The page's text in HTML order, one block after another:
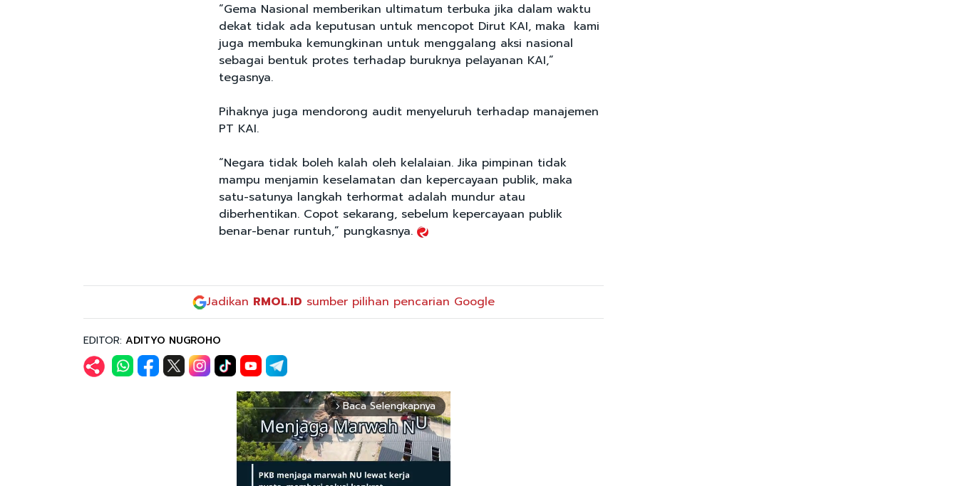
“Gema Nasional memberikan ultimatum terbuka jika dalam waktu
dekat tidak ada keputusan untuk mencopot Dirut KAI, maka kami
juga membuka kemungkinan untuk menggalang aksi nasional
sebagai bentuk protes terhadap buruknya pelayanan KAI,”
tegasnya.
Pihaknya juga mendorong audit menyeluruh terhadap manajemen
PT KAI.
“Negara tidak boleh kalah oleh kelalaian. Jika pimpinan tidak
mampu menjamin keselamatan dan kepercayaan publik, maka
satu-satunya langkah terhormat adalah mundur atau
diberhentikan. Copot sekarang, sebelum kepercayaan publik
benar-benar runtuh,” pungkasnya.
Jadikan RMOL.ID sumber pilihan pencarian Google
EDITOR: ADITYO NUGROHO
arrow_forward_ios Baca Selengkapnya